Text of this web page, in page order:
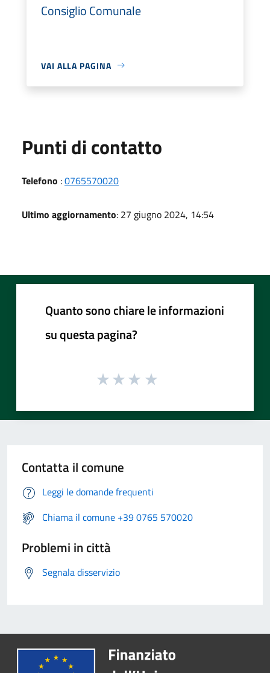
Consiglio Comunale
VAI ALLA PAGINA
Punti di contatto
Telefono :0765570020
Ultimo aggiornamento: 27 giugno 2024, 14:54
Quanto sono chiare le informazioni
su questa pagina?
Contatta il comune
Leggi le domande frequenti
Chiama il comune +39 0765 570020
Problemi in città
Segnala disservizio